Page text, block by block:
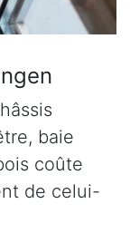
baie
coûte
de celui-